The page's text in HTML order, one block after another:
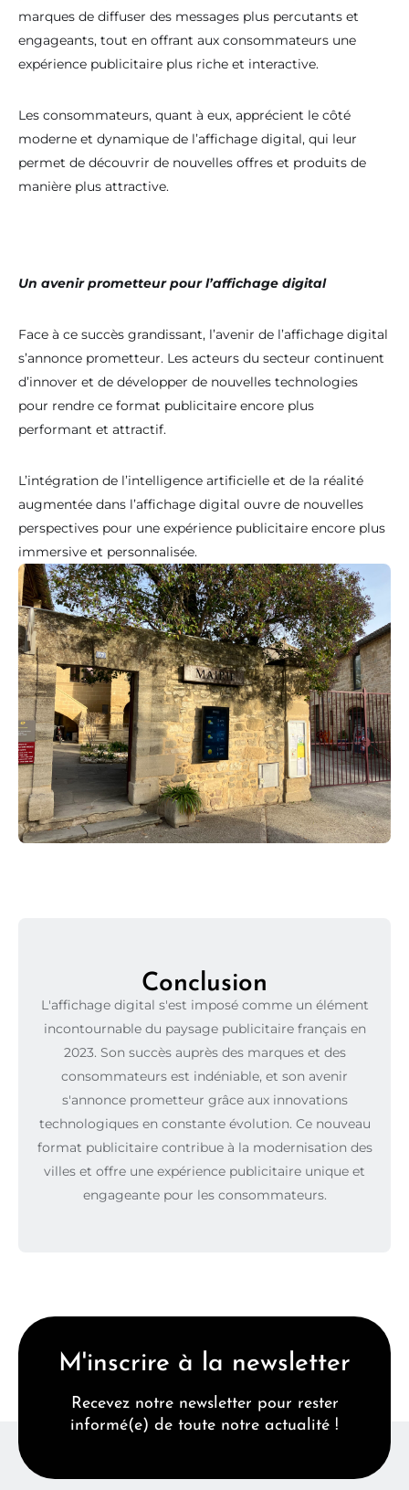
marques de diffuser des messages plus percutants et
engageants, tout en offrant aux consommateurs une
expérience publicitaire plus riche et interactive.
Les consommateurs, quant à eux, apprécient le côté
moderne et dynamique de l’affichage digital, qui leur
permet de découvrir de nouvelles offres et produits de
manière plus attractive.
Un avenir prometteur pour l’affichage digital
Face à ce succès grandissant, l’avenir de l’affichage digital
s’annonce prometteur. Les acteurs du secteur continuent
d’innover et de développer de nouvelles technologies
pour rendre ce format publicitaire encore plus
performant et attractif.
L’intégration de l’intelligence artificielle et de la réalité
augmentée dans l’affichage digital ouvre de nouvelles
perspectives pour une expérience publicitaire encore plus
immersive et personnalisée.
Conclusion
L'affichage digital s'est imposé comme un élément
incontournable du paysage publicitaire français en
2023. Son succès auprès des marques et des
consommateurs est indéniable, et son avenir
s'annonce prometteur grâce aux innovations
technologiques en constante évolution. Ce nouveau
format publicitaire contribue à la modernisation des
villes et offre une expérience publicitaire unique et
engageante pour les consommateurs.
M'inscrire à la newsletter
Recevez notre newsletter pour rester
informé(e) de toute notre actualité !
génération informe, alerte et valorise votre territoire
au quotidien.